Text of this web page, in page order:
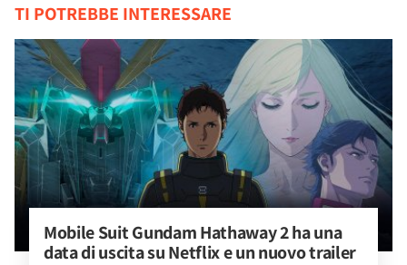
TI POTREBBE INTERESSARE
Mobile Suit Gundam Hathaway 2 ha una
data di uscita su Netflix e un nuovo trailer